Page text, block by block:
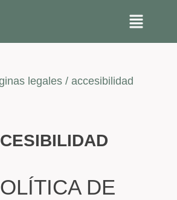
legales / accesibilidad
DE